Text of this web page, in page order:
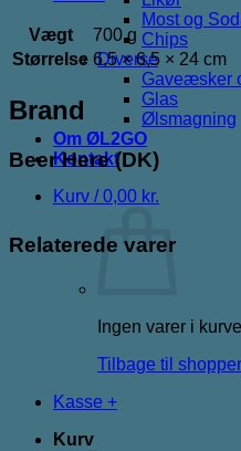
Most og
Chips
Diverse
Gaveæsker
Glas
Ølsmagning
Om ØL2GO
Kontakt
Kurv /0,00 kr.
Ingen varer i
Tilbage til
Kasse +
Kurv
Vægt
700 g
Størrelse 6,5 × 6,5 × 24 cm
Brand
Beer Here (DK)
Relaterede varer